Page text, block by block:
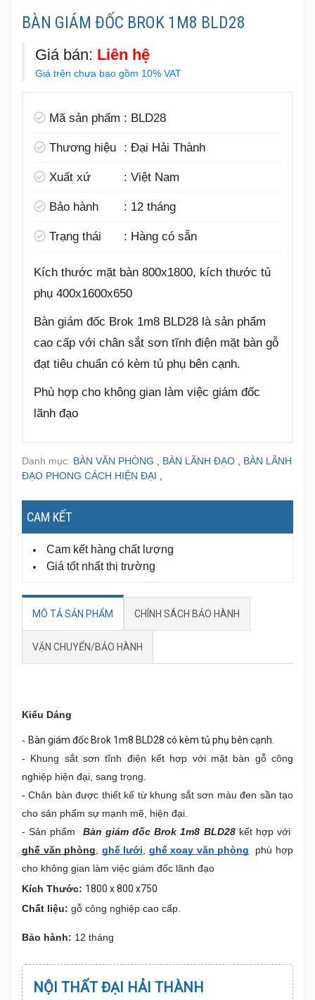
BÀN GIÁM ĐỐC BROK 1M8 BLD28
Giá bán: Liên hệ
Giá trên chưa bao gồm 10% VAT
Mã sản phẩm : BLD28
Thương hiệu : Đại Hải Thành
Xuất xứ : Việt Nam
Bảo hành : 12 tháng
Trạng thái : Hàng có sẵn
Kích thước mặt bàn 800x1800, kích thước tủ
phụ 400x1600x650
Bàn giám đốc Brok 1m8 BLD28 là sản phẩm
cao cấp với chân sắt sơn tĩnh điện mặt bàn gỗ
đạt tiêu chuẩn có kèm tủ phụ bên cạnh.
Phù hợp cho không gian làm việc giám đốc
lãnh đạo
Danh mục: BÀN VĂN PHÒNG BÀN LÃNH ĐẠO
BÀN LÃNH
ĐẠO PHONG CÁCH HIỆN ĐẠI
CAM KẾT
Cam kết hàng chất lượng
Giá tốt nhất thị trường
MÔ TẢ SẢN PHẨM CHÍNH SÁCH BẢO HÀNH
VẬN CHUYỂN/BẢO HÀNH
Kiểu Dáng
- Bàn giám đốc Brok 1m8 BLD28 có kèm tủ phụ bên cạnh.
- Khung sắt sơn tĩnh điện kết hợp với mặt bàn gỗ công
nghiệp hiện đại, sang trọng.
- Chân bàn được thiết kế từ khung sắt sơn màu đen sần tạo
cho sản phẩm sự mạnh mẽ, hiện đại.
- Sản phẩm
Bàn giám đốc Brok 1m8 BLD28 kết hợp với
ghế văn phòng
ghế lưới ghế xoay văn phòng phù hợp
cho không gian làm việc giám đốc lãnh đạo
Kích Thước: 1800 x 800 x750
Chất liệu: gỗ công nghiệp cao cấp.
Bảo hành: 12 tháng
NỘI THẤT ĐẠI HẢI THÀNH